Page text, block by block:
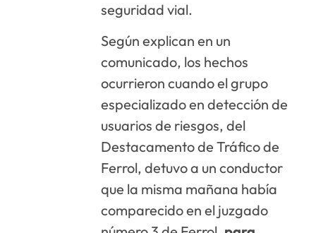
seguridad vial.
Según explican en un
comunicado, los hechos
ocurrieron cuando el grupo
especializado en detección de
usuarios de riesgos, del
Destacamento de Tráfico de
Ferrol, detuvo a un conductor
que la misma mañana había
comparecido en el juzgado